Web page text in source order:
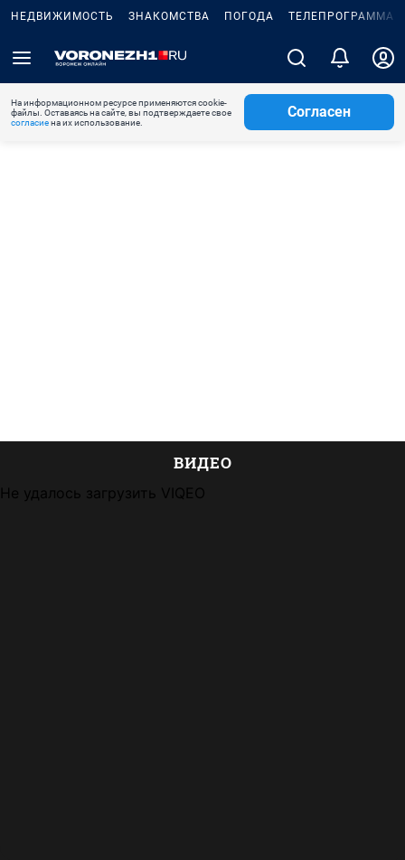
НЕДВИЖИМОСТЬ ЗНАКОМСТВА ПОГОДА ТЕЛЕПРОГРАММА
На информационном ресурсе применяются cookie-
файлы. Оставаясь на сайте, вы подтверждаете свое
согласиена их использование.
Согласен
ВИДЕО
Не удалось загрузить VIQEO